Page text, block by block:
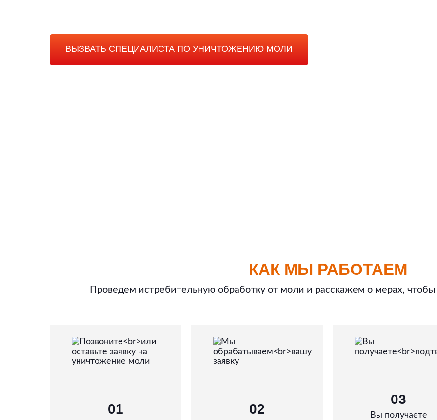
ВЫЗВАТЬ СПЕЦИАЛИСТА ПО УНИЧТОЖЕНИЮ МОЛИ
КАК МЫ РАБОТАЕМ
Проведем истребительную обработку от моли и расскажем о мерах,
01 02
03
Вы получаете